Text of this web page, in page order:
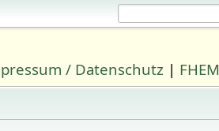
/ Datenschutz | FHEM